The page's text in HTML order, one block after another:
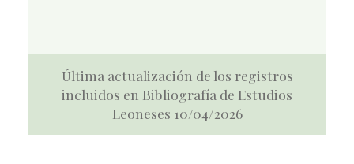
Última actualización de los registros
incluidos en Bibliografía de Estudios
Leoneses 10/04/2026